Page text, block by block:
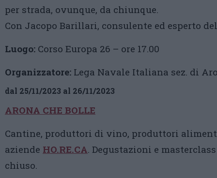
per strada, ovunque, da chiunque.
Con Jacopo Barillari, consulente ed esperto
Luogo: Corso Europa 26 – ore 17.00
Organizzatore: Lega Navale Italiana sez. di
dal 25/11/2023 al 26/11/2023
ARONA CHE BOLLE
Cantine, produttori di vino, produttori
aziende HO.RE.CA. Degustazioni e
chiuso.